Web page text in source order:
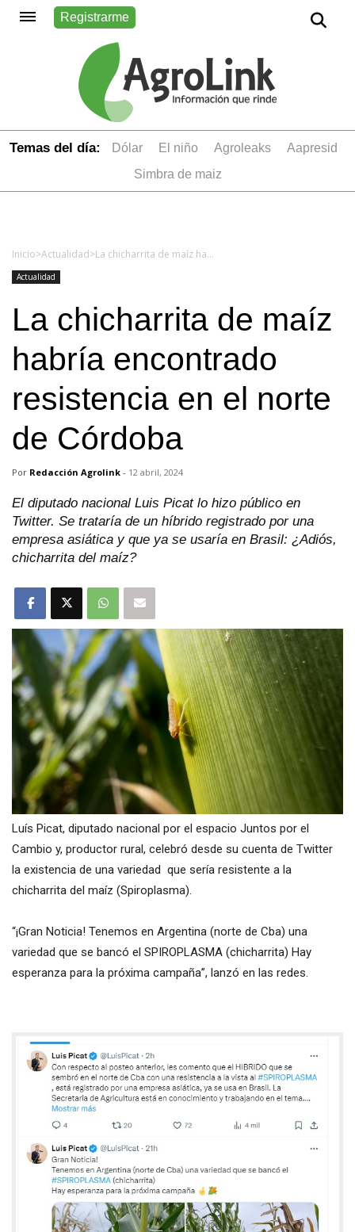
Registrarme
Temas del día: dólar el niño Agroleaks
aapresid
simbra de maiz
Inicio>Actualidad> La chicharrita de maíz habría encontrado resistencia en el norte de Córdoba
Actualidad
La chicharrita de maíz
habría encontrado
resistencia en el norte
de Córdoba
Por Redacción Agrolink - 12 abril, 2024
El diputado nacional Luis Picat lo hizo público en
Twitter. Se trataría de un híbrido registrado por una
empresa asiática y que ya se usaría en Brasil: ¿Adiós,
chicharrita del maíz?
Luís Picat, diputado nacional por el espacio Juntos por el
Cambio y, productor rural, celebró desde su cuenta de Twitter
la existencia de una variedad que sería resistente a la
chicharrita del maíz (Spiroplasma).
“¡Gran Noticia! Tenemos en Argentina (norte de Cba) una
variedad que se bancó el SPIROPLASMA (chicharrita) Hay
esperanza para la próxima campaña”, lanzó en las redes.